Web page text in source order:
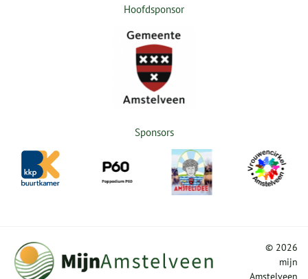
Hoofdsponsor
Sponsors
© 2026
mijn
Amstelveen